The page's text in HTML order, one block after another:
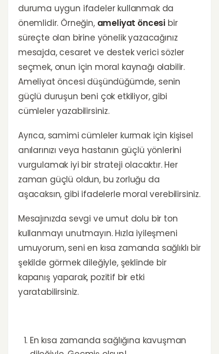
duruma uygun ifadeler kullanmak da
önemlidir. Örneğin, ameliyat öncesi bir
süreçte olan birine yönelik yazacağınız
mesajda, cesaret ve destek verici sözler
seçmek, onun için moral kaynağı olabilir.
Ameliyat öncesi düşündüğümde, senin
güçlü duruşun beni çok etkiliyor, gibi
cümleler yazabilirsiniz.
Ayrıca, samimi cümleler kurmak için kişisel
anılarınızı veya hastanın güçlü yönlerini
vurgulamak iyi bir strateji olacaktır. Her
zaman güçlü oldun, bu zorluğu da
aşacaksın, gibi ifadelerle moral verebilirsiniz.
Mesajınızda sevgi ve umut dolu bir ton
kullanmayı unutmayın. Hızla iyileşmeni
umuyorum, seni en kısa zamanda sağlıklı bir
şekilde görmek dileğiyle, şeklinde bir
kapanış yaparak, pozitif bir etki
yaratabilirsiniz.
En kısa zamanda sağlığına kavuşman